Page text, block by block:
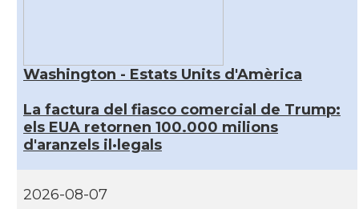
Washington - Estats Units d'Amèrica
La factura del fiasco comercial de Trump:
els EUA retornen 100.000 milions
d'aranzels il·legals
2026-08-07